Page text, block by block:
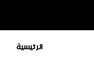
الرئيسية